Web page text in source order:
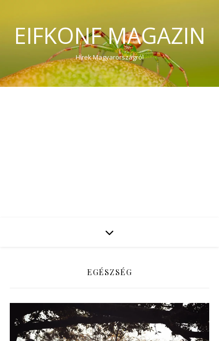
EIFKONF MAGAZIN
Hírek Magyarországról
EGÉSZSÉG